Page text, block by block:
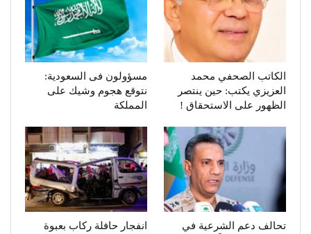
الكاتب الصحفي محمد
العزيزي يكتب: حين ينتصر
الظهور على الاستحقاق !
مسؤولون فى السعودية:
نتوقع هجوم وشيك على
المملكة
تحالف دعم الشرعية في
انفجار حافلة ركاب بعبوة